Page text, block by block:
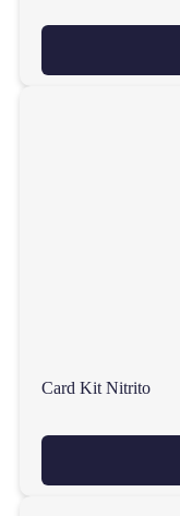
Card Kit Nitrito